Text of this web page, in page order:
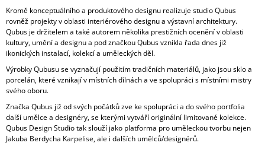
Kromě konceptuálního a produktového designu realizuje studio Qubus
rovněž projekty v oblasti interiérového designu a výstavní architektury.
Qubus je držitelem a také autorem několika prestižních ocenění v oblasti
kultury, umění a designu a pod značkou Qubus vznikla řada dnes již
ikonických instalací, kolekcí a uměleckých děl.
Výrobky Qubusu se vyznačují použitím tradičních materiálů, jako jsou sklo a
porcelán, které vznikají v místních dílnách a ve spolupráci s místními mistry
svého oboru.
Značka Qubus již od svých počátků zve ke spolupráci a do svého portfolia
další umělce a designéry, se kterými vytváří originální limitované kolekce.
Qubus Design Studio tak slouží jako platforma pro uměleckou tvorbu nejen
Jakuba Berdycha Karpelise, ale i dalších umělců/designérů.